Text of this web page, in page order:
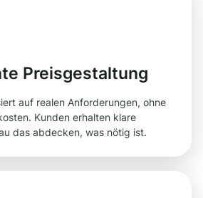
Preisgestaltung
auf realen Anforderungen, ohne
Kunden erhalten klare
das abdecken, was nötig ist.